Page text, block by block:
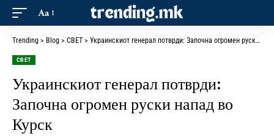
Aa
Trending > Blog > СВЕТ > Украинскиот генерал потврди: Започна огромен руски напад во Курск
СВЕТ
Украинскиот генерал потврди:
Започна огромен руски напад во
Курск